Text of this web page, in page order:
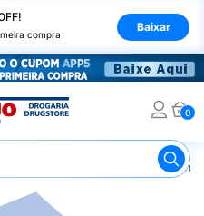
compra
Baixar
0